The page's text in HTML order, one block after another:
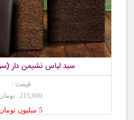
سبد لباس نشیمن دار
قیمت :
215,000 تومان
5 میلیون تومان